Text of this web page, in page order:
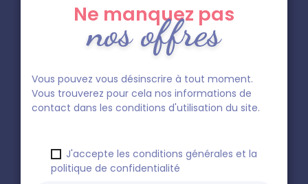
Ne manquez pas
nos offres
Vous pouvez vous désinscrire à tout moment.
Vous trouverez pour cela nos informations de
contact dans les conditions d'utilisation du site.
J'accepte les conditions générales et la
politique de confidentialité